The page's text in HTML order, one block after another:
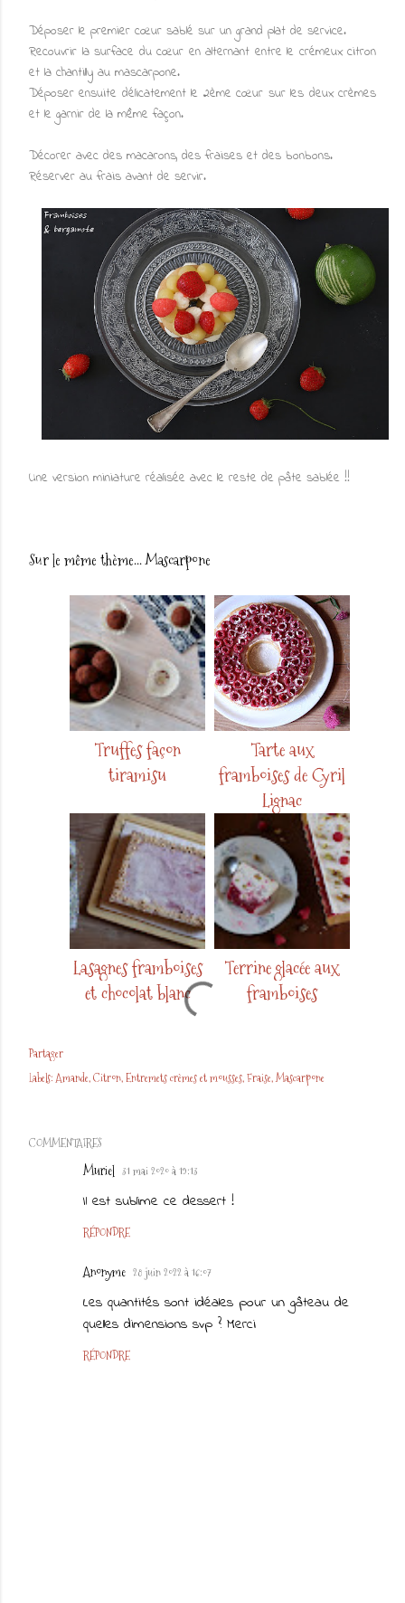
Déposer le premier cœur sablé sur un grand plat de service.
Recouvrir la surface du cœur en alternant entre le crémeux citron
et la chantilly au mascarpone.
Déposer ensuite délicatement le 2ème cœur sur les deux crèmes
et le garnir de la même façon.
Décorer avec des macarons, des fraises et des bonbons.
Réserver au frais avant de servir.
Une version miniature réalisée avec le reste de pâte sablée !!
Sur le même thème...Mascarpone
Truffes façon
tiramisu
Tarte aux
framboises de Cyril
Lignac
Lasagnes framboises
et chocolat blanc
Terrine glacée aux
framboises
Partager
Labels: Amande Citron Entremets crèmes et mousses Fraise Mascarpone
COMMENTAIRES
Muriel 31 mai 2020 à 19:13
Il est sublime ce dessert !
RÉPONDRE
Anonyme 28 juin 2022 à 16:07
Les quantités sont idéales pour un gâteau de
quelles dimensions svp ? Merci
RÉPONDRE